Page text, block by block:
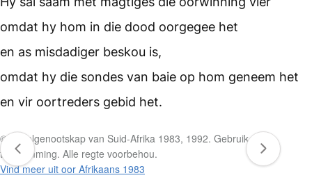
omdat hy hom in die dood oorgegee het
en as misdadiger beskou is,
omdat hy die sondes van baie op hom geneem het
en vir oortreders gebid het.
© Bybelgenootskap van Suid-Afrika 1983, 1992. Gebruik met
toestemming. Alle regte voorbehou.
Vind meer uit oor Afrikaans 1983